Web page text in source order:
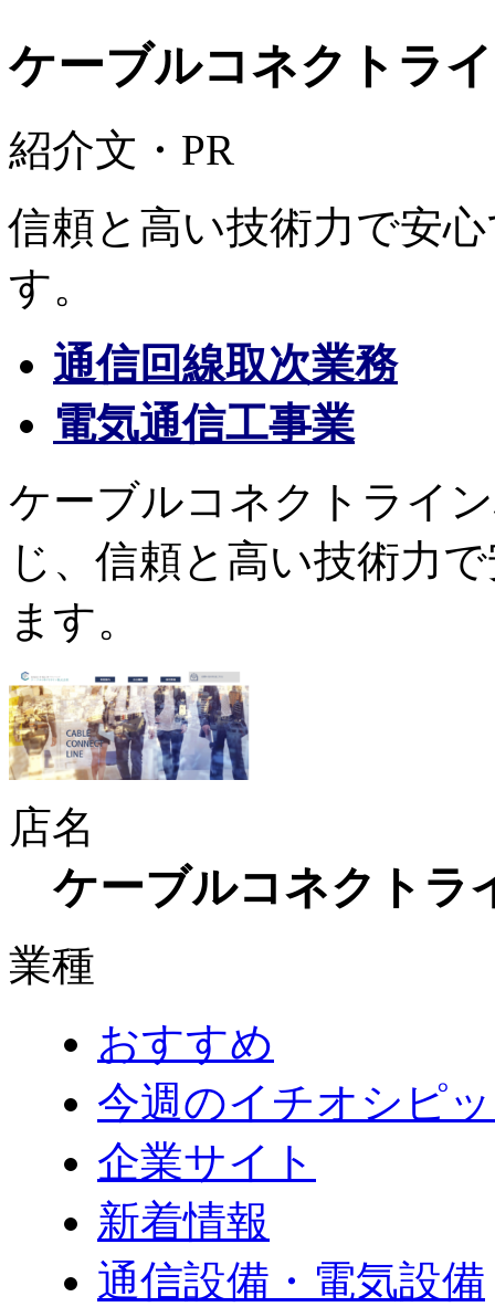
ケーブルコネクトラ
紹介文・PR
信頼と高い技術力で安
す。
通信回線取次業務
電気通信工事業
ケーブルコネクトライ
じ、信頼と高い技術力
ます。
店名
ケーブルコネクト
業種
おすすめ
今週のイチオシピ
企業サイト
新着情報
通信設備・電気設備